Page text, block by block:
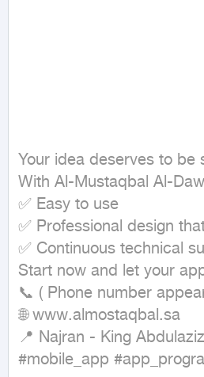
Your idea deserves to be
With Al-Mustaqbal Al-
✅ Easy to use
✅ Professional design
✅ Continuous technical
Start now and let your
📞 ( Phone number
🌐 www.almostaqbal.sa
📍 Najran - King
#mobile_app